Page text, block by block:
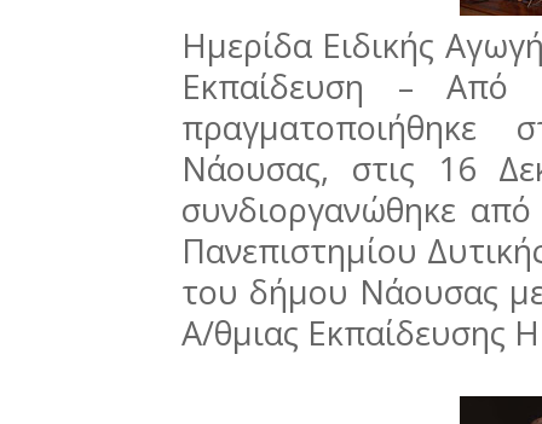
Ημερίδα Ειδικής
Εκπαίδευση – Από
Νάουσας, στις 16
συνδιοργανώθηκε
Πανεπιστημίου
του δήμου Νάουσας
Α/θμιας Εκπαίδευσης